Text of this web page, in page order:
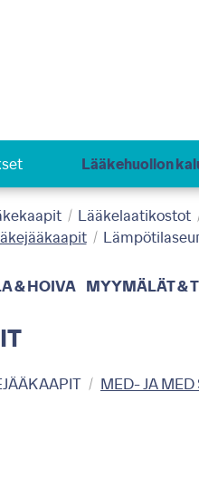
& HOIVA MYYMÄLÄT &
Lääkehuollon
Lääkelaatikostot
MED- JA MED